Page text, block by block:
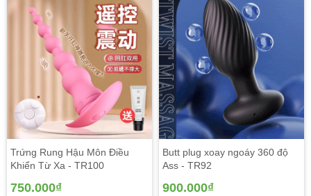
Trứng Rung Hậu Môn Điều
Khiển Từ Xa - TR100
750.000₫
Butt plug xoay ngoáy 360 độ
Ass - TR92
900.000₫